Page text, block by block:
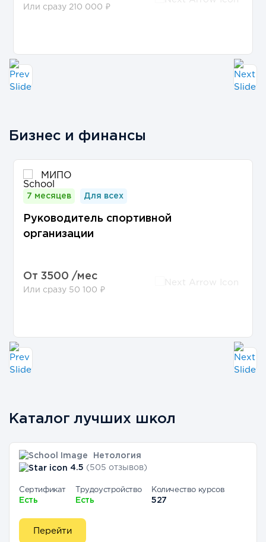
Или сразу 210 000 ₽
Бизнес и финансы
МИПО
7 месяцев Для всех
Руководитель спортивной
организации
От 3500 /мес
Или сразу 50 100 ₽
Каталог лучших школ
Нетология
4.5 (505 отзывов)
Сертификат
Есть
Трудоустройство
Есть
Количество курсов
527
Перейти